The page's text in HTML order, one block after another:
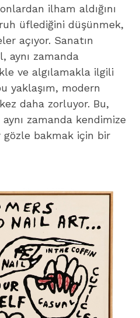
ilham aldığını
üflediğini düşünmek,
açıyor. Sanatın
aynı zamanda
ve algılamakla ilgili
yaklaşım, modern
daha zorluyor. Bu,
zamanda kendimize
gözle bakmak için bir